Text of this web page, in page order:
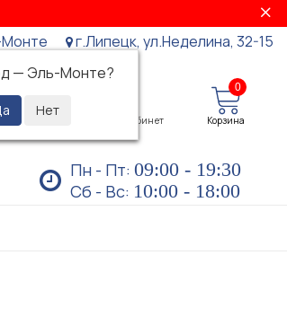
— Эль-Монте?
г.Липецк, ул.Неделина, 32-15
Личный кабинет
0
Корзина
Пн - Пт: 09:00 - 19:30
Сб - Вс: 10:00 - 18:00